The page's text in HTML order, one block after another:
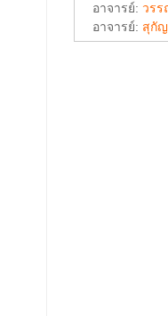
อาจารย์: วรร
อาจารย์: สุกั